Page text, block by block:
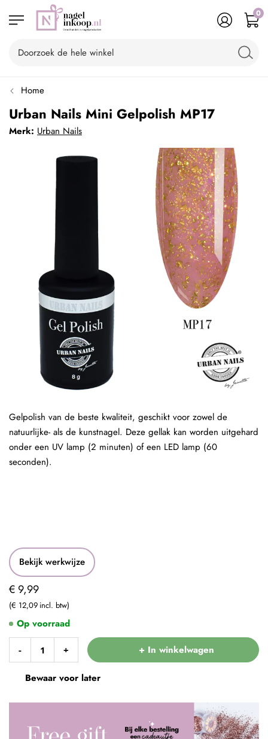
0
Home
Urban Nails Mini Gelpolish MP17
Merk: Urban Nails
Bekijk werkwijze
€ 9,99
€ 12,09
- + + In winkelwagen
Bewaar voor later
Op voorraad
Gelpolish van de beste kwaliteit, geschikt voor zowel de
natuurlijke- als de kunstnagel. Deze gellak kan worden uitgehard
onder een UV lamp (2 minuten) of een LED lamp (60
seconden).